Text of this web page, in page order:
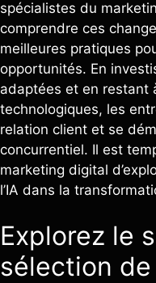
spécialistes du
comprendre ces
meilleures pratiques
opportunités. En
adaptées et en restant
technologiques, les
relation client et se
concurrentiel. Il est
marketing digital
l’IA dans la
Explorez le
sélection de